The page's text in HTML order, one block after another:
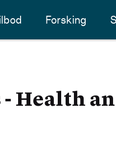
Forsking
Health